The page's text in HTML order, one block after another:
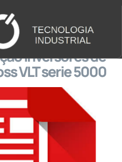
inversores de
VLT serie 5000